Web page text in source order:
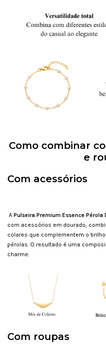
Como combinar
e
Com acessórios
A Pulseira Premium Essence Pérola
com acessórios em dourado,
colares que complementem o
pérolas. O resultado é uma
charme.
Com roupas